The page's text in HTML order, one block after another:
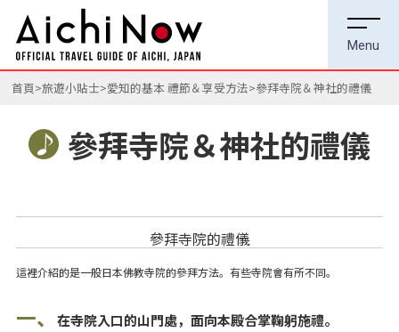
首頁 旅遊小貼士 愛知的基本 禮節＆享受方法 參拜寺院＆神社的禮儀
參拜寺院＆神社的禮儀
參拜寺院的禮儀
這裡介紹的是一般日本佛教寺院的參拜方法。有些寺院會有所不同。
一、 在寺院入口的山門處，面向本殿合掌鞠躬施禮。